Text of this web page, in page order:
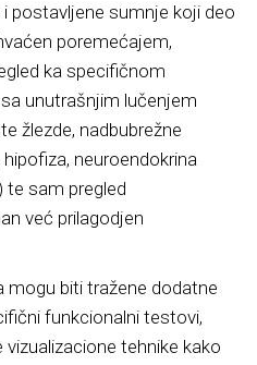
postavljene sumnje koji deo
poremećajem,
ka specifičnom
unutrašnjim lučenjem
žlezde, nadbubrežne
neuroendokrina
te sam pregled
već prilagodjen
mogu biti tražene dodatne
funkcionalni testovi,
tehnike kako